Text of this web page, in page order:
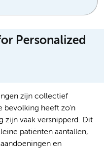
Personalized
zijn collectief
bevolking heeft zo'n
zijn vaak versnipperd. Dit
patiënten aantallen,
en